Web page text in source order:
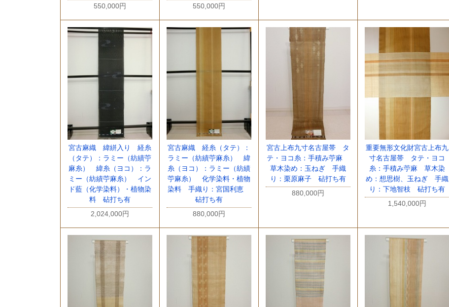
550,000円
550,000円
宮古麻織 緯絣入り 経糸
（タテ）：ラミー（紡績苧
麻糸） 緯糸（ヨコ）：ラ
ミー（紡績苧麻糸） イン
ド藍（化学染料）・植物染
料 砧打ち有
2,024,000円
宮古麻織 経糸（タテ）：
ラミー（紡績苧麻糸） 緯
糸（ヨコ）：ラミー（紡績
苧麻糸） 化学染料・植物
染料 手織り：宮国利恵
砧打ち有
880,000円
宮古上布九寸名古屋帯 タ
テ・ヨコ糸：手積み苧麻
草木染め：玉ねぎ 手織
り：栗原麻子 砧打ち有
880,000円
重要無形文化財宮古上布九
寸名古屋帯 タテ・ヨコ
糸：手積み苧麻 草木染
め：想思樹、玉ねぎ 手織
り：下地智枝 砧打ち有
1,540,000円